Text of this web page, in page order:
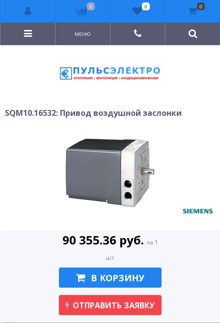
МЕНЮ
SQM10.16532: Привод воздушной заслонки
90 355.36 руб. за 1
шт
В КОРЗИНУ
ОТПРАВИТЬ ЗАЯВКУ
0 0 0